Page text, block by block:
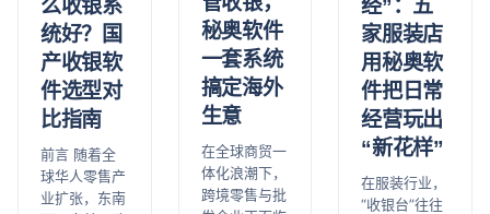
么收银系
统好？国
产收银软
件选型对
比指南
前言 随着全
球华人零售产
业扩张，东南
秘奥软件
一套系统
搞定海外
生意
在全球商贸一
体化浪潮下，
跨境零售与批
经”：五
家服装店
用秘奥软
件把日常
经营玩出
“新花样”
在服装行业，
“收银台”往往